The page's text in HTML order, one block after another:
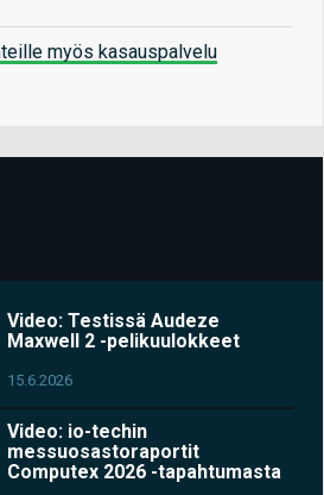
myös kasauspalvelu
Video: Testissä Audeze
Maxwell 2 -pelikuulokkeet
15.6.2026
Video: io-techin
messuosastoraportit
Computex 2026 -tapahtumasta